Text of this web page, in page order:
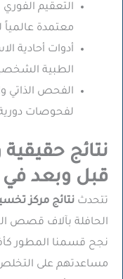
التعقيم الفوري
معتمدة
أدوات أحادية
الطبية
الفحص الذاتي
لفحوصات
نتائج
قبل وبعد
تتحدث نتائج مركز
الحافلة بآلاف قصص
نجح قسمنا المطور
مساعدتهم على